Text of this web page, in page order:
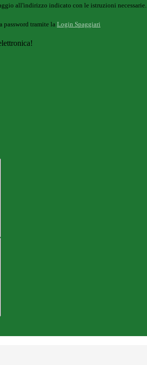
all'indirizzo indicato con le istruzioni necessarie.
password tramite la Login Spaggiari